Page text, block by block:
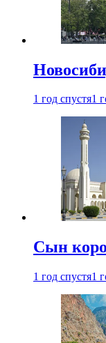
1 год спустя1
Сын
1 год спустя1